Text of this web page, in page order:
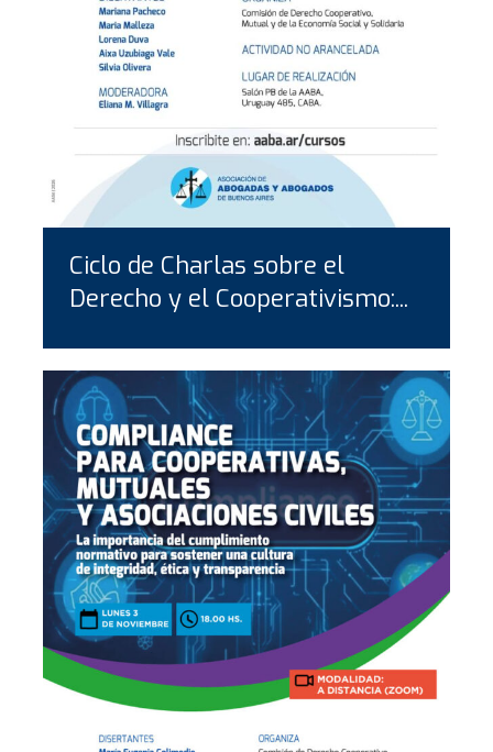
Ciclo de Charlas sobre el
Derecho y el Cooperativismo:...